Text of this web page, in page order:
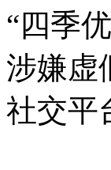
“四季
涉嫌虚
社交平